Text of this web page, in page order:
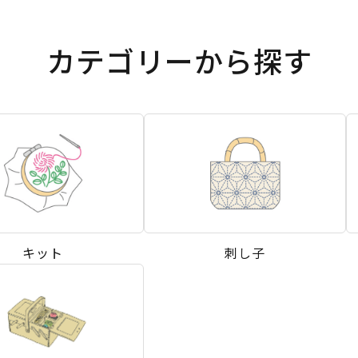
カテゴリーから探す
キット 刺し子